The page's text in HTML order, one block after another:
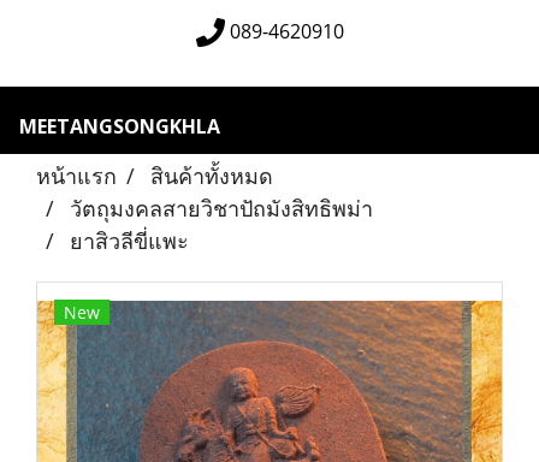
089-4620910
MEETANGSONGKHLA
หน้าแรก
สินค้าทั้งหมด
วัตถุมงคลสายวิชาปัถมังสิทธิพม่า
ยาสิวลีขี่แพะ
New